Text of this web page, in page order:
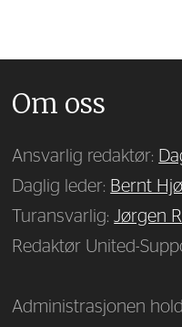
Om oss
Ansvarlig redaktør:
Daglig leder: Bernt
Turansvarlig:Jørgen
Redaktør United-
Administrasjonen